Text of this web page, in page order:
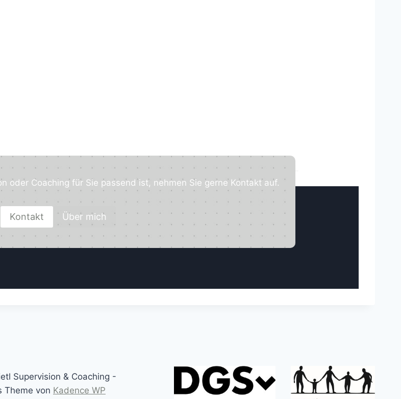
oder Coaching für Sie passend ist, nehmen Sie gerne Kontakt auf.
Kontakt Über mich
Supervision & Coaching -
Theme von Kadence WP